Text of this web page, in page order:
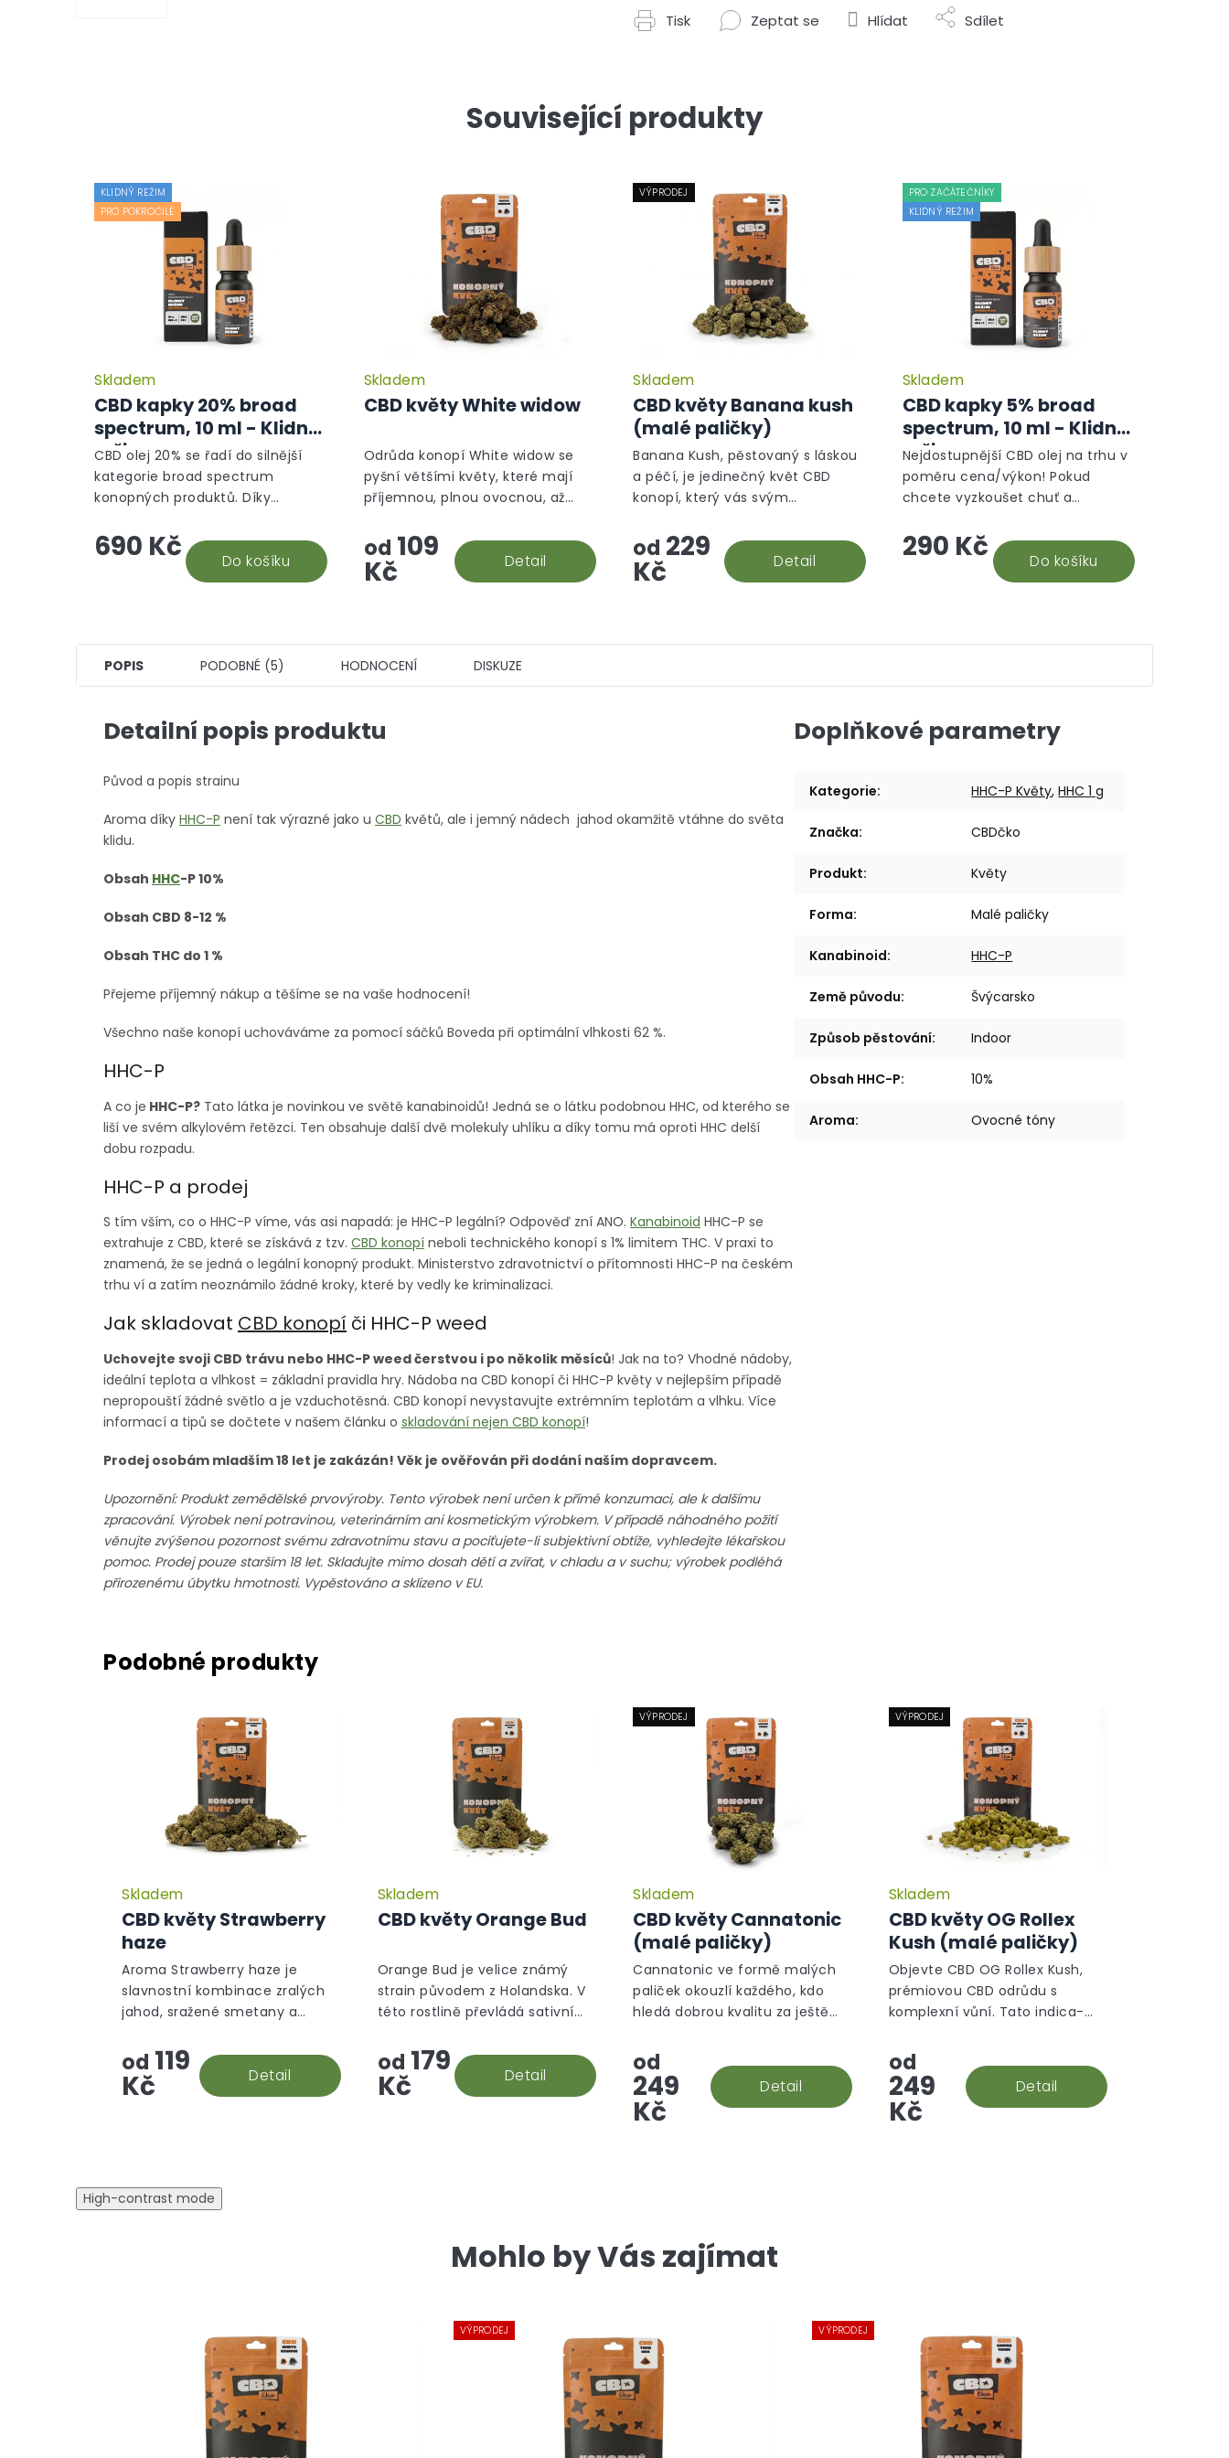
Tisk Zeptat se Hlídat Sdílet
Související produkty
KLIDNÝ REŽIM
PRO POKROČILÉ
CBD kapky 20% broad
spectrum, 10 ml - Klidný
režim
Skladem
690 Kč Do košíku
CBD olej 20% se řadí do silnější
kategorie broad spectrum
konopných produktů. Díky
8 mg CBD v jedné kapce. Vysoká
kvalita je zaručena CO2...
CBD květy White widow
Průměrné
hodnocení
produktu
hvězdiček.
Skladem
od 109
Kč Detail
Odrůda konopí White widow se
pyšní většími květy, které mají
příjemnou, plnou ovocnou, až
VÝPRODEJ
CBD květy Banana kush
(malé paličky)
Skladem
od 229
Kč Detail
Banana Kush, pěstovaný s láskou
a péčí, je jedinečný květ CBD
konopí, který vás svým
oázy.
PRO ZAČÁTEČNÍKY
KLIDNÝ REŽIM
CBD kapky 5% broad
spectrum, 10 ml - Klidný
režim
Skladem
290 Kč Do košíku
Nejdostupnější CBD olej na trhu v
poměru cena/výkon! Pokud
chcete vyzkoušet chuť a
tak CBD olej 5% je to nejlepší při
volbě počáteční investice....
POPIS PODOBNÉ (5) HODNOCENÍ DISKUZE
Detailní popis produktu
Původ a popis strainu
Aroma díky HHC-P není tak výrazné jako u CBD květů, ale i jemný nádech jahod okamžitě vtáhne do světa
klidu.
Obsah HHC-P 10%
Obsah CBD 8-12 %
Obsah THC do 1 %
Přejeme příjemný nákup a těšíme se na vaše hodnocení!
Všechno naše konopí uchováváme za pomocí sáčků Boveda při optimální vlhkosti 62 %.
HHC-P
A co je HHC-P? Tato látka je novinkou ve světě kanabinoidů! Jedná se o látku podobnou HHC, od kterého se
liší ve svém alkylovém řetězci. Ten obsahuje další dvě molekuly uhlíku a díky tomu má oproti HHC delší
dobu rozpadu.
HHC-P a prodej
S tím vším, co o HHC-P víme, vás asi napadá: je HHC-P legální? Odpověď zní ANO. Kanabinoid HHC-P se
extrahuje z CBD, které se získává z tzv. CBD konopí neboli technického konopí s 1% limitem THC. V praxi to
znamená, že se jedná o legální konopný produkt. Ministerstvo zdravotnictví o přítomnosti HHC-P na českém
trhu ví a zatím neoznámilo žádné kroky, které by vedly ke kriminalizaci.
Jak skladovat CBD konopí či HHC-P weed
Uchovejte svoji CBD trávu nebo HHC-P weed čerstvou i po několik měsíců! Jak na to? Vhodné nádoby,
ideální teplota a vlhkost = základní pravidla hry. Nádoba na CBD konopí či HHC-P květy v nejlepším případě
nepropouští žádné světlo a je vzduchotěsná. CBD konopí nevystavujte extrémním teplotám a vlhku. Více
informací a tipů se dočtete v našem článku o skladování nejen CBD konopí!
Prodej osobám mladším 18 let je zakázán! Věk je ověřován při dodání naším dopravcem.
Upozornění: Produkt zemědělské prvovýroby. Tento výrobek není určen k přímé konzumaci, ale k dalšímu
zpracování. Výrobek není potravinou, veterinárním ani kosmetickým výrobkem. V případě náhodného požití
věnujte zvýšenou pozornost svému zdravotnímu stavu a pociťujete-li subjektivní obtíže, vyhledejte lékařskou
pomoc. Prodej pouze starším 18 let. Skladujte mimo dosah dětí a zvířat, v chladu a v suchu; výrobek podléhá
přirozenému úbytku hmotnosti. Vypěstováno a sklizeno v EU.
Doplňkové parametry
Kategorie: HHC-P Květy,HHC 1 g
Značka: CBDčko
Produkt: Květy
Forma: Malé paličky
Kanabinoid: HHC-P
Země původu: Švýcarsko
Způsob pěstování: Indoor
Obsah HHC-P: 10%
Aroma: Ovocné tóny
CBD květy Strawberry
haze
Skladem
od 119
Kč Detail
Aroma Strawberry haze je
slavnostní kombinace zralých
jahod, sražené smetany a
CBD květy Orange Bud
Průměrné
hodnocení
produktu
hvězdiček.
Skladem
od 179
Kč Detail
Orange Bud je velice známý
strain původem z Holandska. V
této rostlině převládá sativní
ihned viditelný, díky velkému
množství oranžových pestíků.
VÝPRODEJ
CBD květy Cannatonic
(malé paličky)
Průměrné
hodnocení
produktu
hvězdiček.
Skladem
od
249
Kč
Detail
Cannatonic ve formě malých
paliček okouzlí každého, kdo
hledá dobrou kvalitu za ještě
VÝPRODEJ
CBD květy OG Rollex
Kush (malé paličky)
Skladem
od
249
Kč
Detail
Objevte CBD OG Rollex Kush,
prémiovou CBD odrůdu s
komplexní vůní. Tato indica-
vznikla křížením White Fire OG a
OG Kush. Vůně je dřevitá s
nádechem...
High-contrast mode
Mohlo by Vás zajímat
VÝPRODEJ VÝPRODEJ